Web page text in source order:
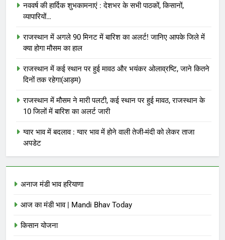
नववर्ष की हार्दिक शुभकामनाएं : देशभर के सभी पाठकों, किसानों,
व्यापारियों…
राजस्थान में अगले 90 मिनट में बारिश का अलर्ट! जानिए आपके जिले में
क्या होगा मौसम का हाल
राजस्थान में कई स्थान पर हुई मावठ और भयंकर ओलाव्रष्टि, जाने कितने
दिनों तक रहेगा(आड़म)
राजस्थान में मौसम ने मारी पलटी, कई स्थान पर हुई मावठ, राजस्थान के
10 जिलों में बारिश का अलर्ट जारी
ग्वार भाव में बदलाव : ग्वार भाव में होने वाली तेजी-मंदी को लेकर ताजा
अपडेट
अनाज मंडी भाव हरियाणा
आज का मंडी भाव | Mandi Bhav Today
किसान योजना